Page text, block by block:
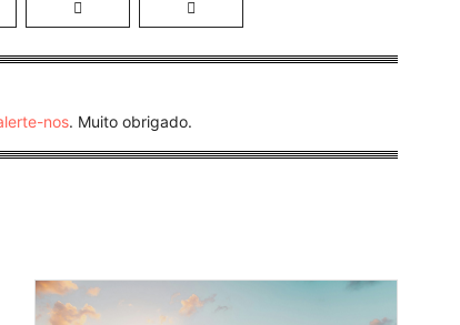
nos. Muito obrigado.